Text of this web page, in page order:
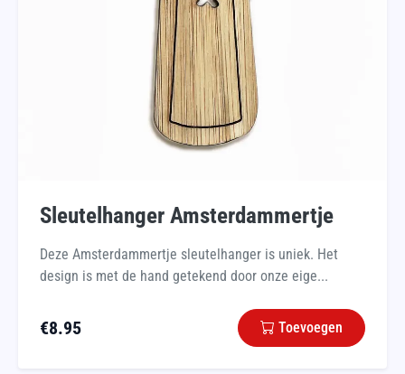
Sleutelhanger Amsterdammertje
Deze Amsterdammertje sleutelhanger is uniek. Het
design is met de hand getekend door onze eige...
€8.95 Toevoegen